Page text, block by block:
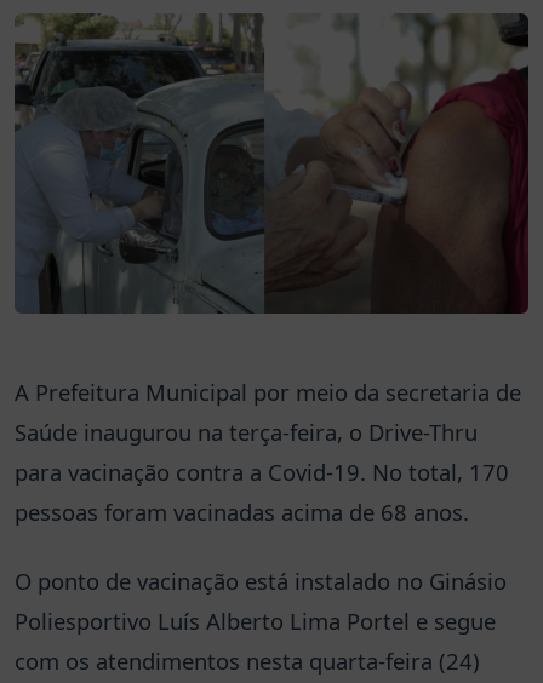
A Prefeitura Municipal por meio da secretaria de
Saúde inaugurou na terça-feira, o Drive-Thru
para vacinação contra a Covid-19. No total, 170
pessoas foram vacinadas acima de 68 anos.
O ponto de vacinação está instalado no Ginásio
Poliesportivo Luís Alberto Lima Portel e segue
com os atendimentos nesta quarta-feira (24)